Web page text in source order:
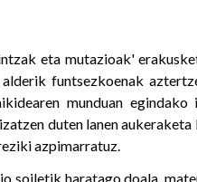
eta mutazioak'
funtsezkoenak
munduan egindako
duten lanen
azpimarratuz.
soiletik haratago doala,